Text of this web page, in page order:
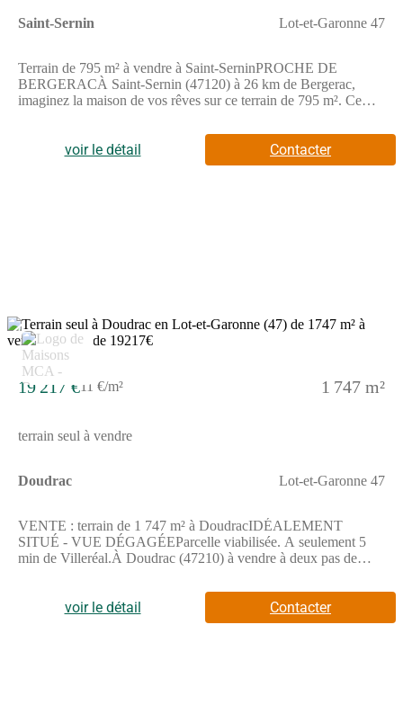
Saint-Sernin Lot-et-Garonne 47
Terrain de 795 m² à vendre à Saint-SerninPROCHE DE
BERGERACÀ Saint-Sernin (47120) à 26 km de Bergerac,
imaginez la maison de vos rêves sur ce terrain de 795 m². Ce
primaire dans le quartier. On trouve une épicerie à quelques
minutes de la propriété.Il est à vendre pour la somme de 19 080
voir le détail Contacter
4
19 217 €11 €/m² 1 747 m²
terrain seul à vendre
Doudrac Lot-et-Garonne 47
VENTE : terrain de 1 747 m² à DoudracIDÉALEMENT
SITUÉ - VUE DÉGAGÉEParcelle viabilisée. A seulement 5
min de Villeréal.À Doudrac (47210) à vendre à deux pas de
dégagée, est orienté au sud. Dans un secteur prisé, ce terrain
idéalement situé est proche des commerces et des écoles. Il y a
plusieurs établissements scolaires (maternelle, élémentaire,
voir le détail Contacter